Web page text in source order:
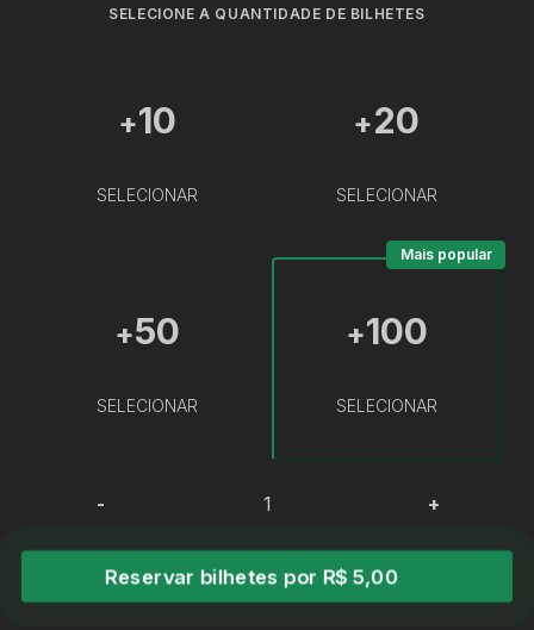
SELECIONE A QUANTIDADE DE BILHETES
+10
SELECIONAR
+20
SELECIONAR
+50
SELECIONAR
+100
SELECIONAR
Mais popular
- +
Reservar bilhetes por R$ 5,00